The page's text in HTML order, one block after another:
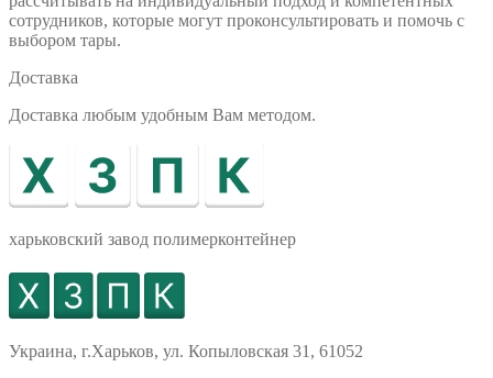
сотрудников, которые могут проконсультировать и помочь с
выбором тары.
Доставка
Доставка любым удобным Вам методом.
харьковский завод полимерконтейнер
Украина, г.Харьков, ул. Копыловская 31, 61052